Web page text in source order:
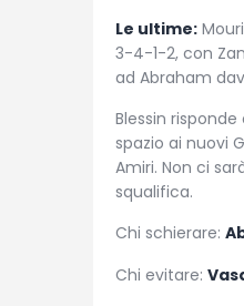
Le ultime:
3-4-1-2, con
ad Abraham
Blessin
spazio ai nuovi
Amiri. Non ci
squalifica.
Chi schierare:
Chi evitare: